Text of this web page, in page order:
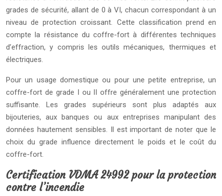
grades de sécurité, allant de 0 à VI, chacun correspondant à un
niveau de protection croissant. Cette classification prend en
compte la résistance du coffre-fort à différentes techniques
d’effraction, y compris les outils mécaniques, thermiques et
électriques.
Pour un usage domestique ou pour une petite entreprise, un
coffre-fort de grade I ou II offre généralement une protection
suffisante. Les grades supérieurs sont plus adaptés aux
bijouteries, aux banques ou aux entreprises manipulant des
données hautement sensibles. Il est important de noter que le
choix du grade influence directement le poids et le coût du
coffre-fort.
Certification VDMA 24992 pour la protection
contre l’incendie